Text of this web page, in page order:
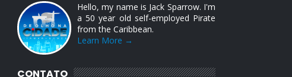
Hello, my name is Jack Sparrow. I'm
a 50 year old self-employed Pirate
from the Caribbean.
Learn More →
CONTATO